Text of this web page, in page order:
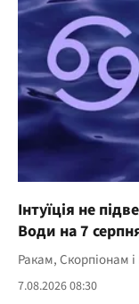
Інтуїція не
Води на 7
Ракам, Скорпіонам
7.08.2026 08:30